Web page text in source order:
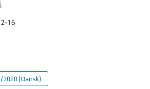
16
2020 (Dansk)